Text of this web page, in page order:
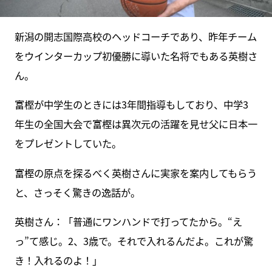
新潟の開志国際高校のヘッドコーチであり、昨年チーム
をウインターカップ初優勝に導いた名将でもある英樹さ
ん。
富樫が中学生のときには3年間指導もしており、中学3
年生の全国大会で富樫は異次元の活躍を見せ父に日本一
をプレゼントしていた。
富樫の原点を探るべく英樹さんに実家を案内してもらう
と、さっそく驚きの逸話が。
英樹さん：「普通にワンハンドで打ってたから。“え
っ”て感じ。2、3歳で。それで入れるんだよ。これが驚
き！入れるのよ！」